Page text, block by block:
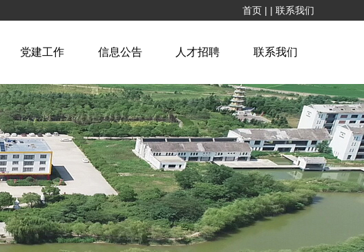
首页 | | 联系我们
党建工作 信息公告 人才招聘 联系我们